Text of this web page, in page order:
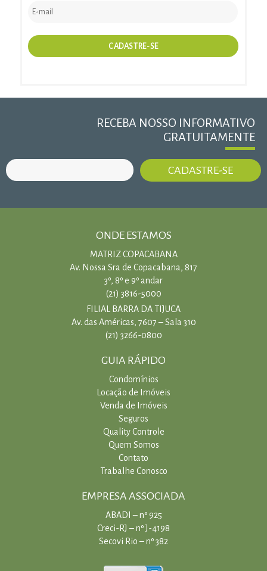
RECEBA NOSSO INFORMATIVO
GRATUITAMENTE
ONDE ESTAMOS
MATRIZ COPACABANA
Av. Nossa Sra de Copacabana, 817
3º, 8º e 9º andar
(21) 3816-5000
FILIAL BARRA DA TIJUCA
Av. das Américas, 7607 – Sala 310
(21) 3266-0800
GUIA RÁPIDO
Condomínios
Locação de Imóveis
Venda de Imóveis
Seguros
Quality Controle
Quem Somos
Contato
Trabalhe Conosco
EMPRESA ASSOCIADA
ABADI – nº 925
Creci-RJ – nº J-4198
Secovi Rio – nº 382